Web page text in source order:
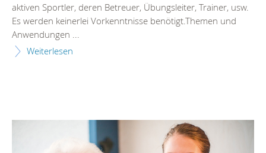
aktiven Sportler, deren Betreuer, Übungsleiter, Trainer, usw.
Es werden keinerlei Vorkenntnisse benötigt.Themen und
Anwendungen ...
Weiterlesen